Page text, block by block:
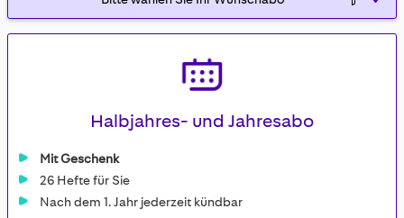
Halbjahres- und Jahresabo
Mit Geschenk
26 Hefte für Sie
Nach dem 1. Jahr jederzeit kündbar